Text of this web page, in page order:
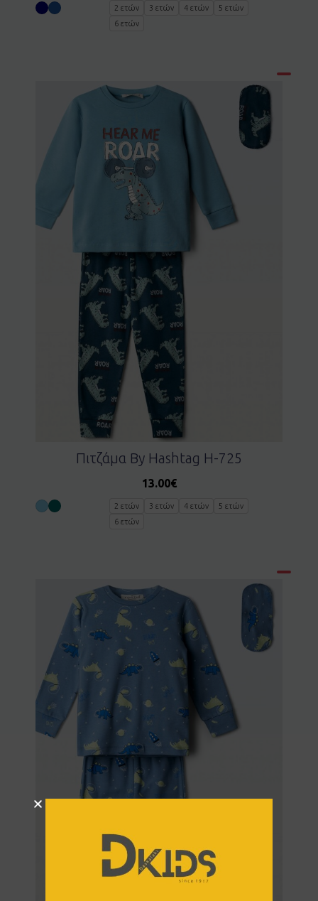
2 ετών 3 ετών 4 ετών
5 ετών
6 ετών
Πιτζάμα By Hashtag H-725
13.00€
2 ετών 3 ετών 4 ετών
5 ετών
6 ετών